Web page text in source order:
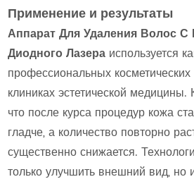
Применение и результаты
Аппарат Для Удаления Волос
Диодного Лазера используется
профессиональных
клиниках эстетической
что после курса процедур кожа
гладче, а количество повторно
существенно снижается.
только улучшить внешний вид, но